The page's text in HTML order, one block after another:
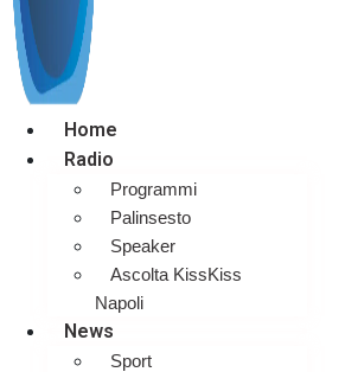
Home
Radio
Programmi
Palinsesto
Speaker
Ascolta KissKiss
Napoli
News
Sport